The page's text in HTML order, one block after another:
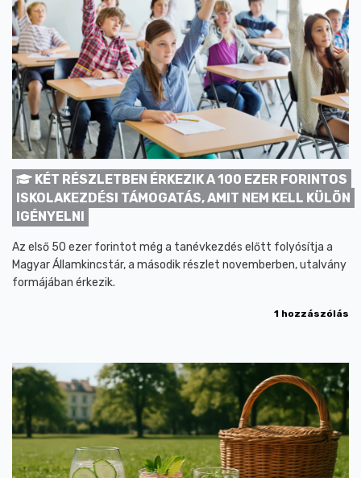
KÉT RÉSZLETBEN ÉRKEZIK A 100 EZER FORINTOS
ISKOLAKEZDÉSI TÁMOGATÁS, AMIT NEM KELL KÜLÖN
IGÉNYELNI
Az első 50 ezer forintot még a tanévkezdés előtt folyósítja a
Magyar Államkincstár, a második részlet novemberben, utalvány
formájában érkezik.
1 hozzászólás